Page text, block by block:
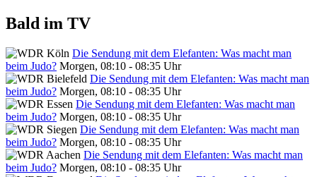
Bald im TV
Die Sendung mit dem Elefanten: Was macht man
beim Judo? Morgen, 08:10 - 08:35 Uhr
Die Sendung mit dem Elefanten: Was macht man
beim Judo? Morgen, 08:10 - 08:35 Uhr
Die Sendung mit dem Elefanten: Was macht man
beim Judo? Morgen, 08:10 - 08:35 Uhr
Die Sendung mit dem Elefanten: Was macht man
beim Judo? Morgen, 08:10 - 08:35 Uhr
Die Sendung mit dem Elefanten: Was macht man
beim Judo? Morgen, 08:10 - 08:35 Uhr